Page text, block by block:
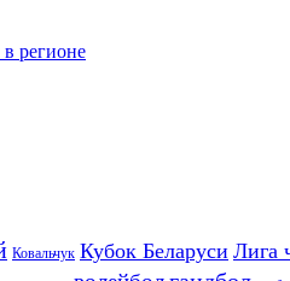
регионе
Ковальчук Кубок Беларуси Лига